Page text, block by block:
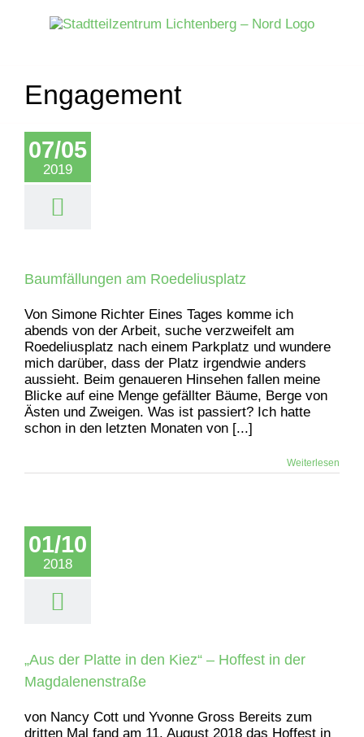
Engagement
07/05
2019
Baumfällungen am Roedeliusplatz
Von Simone Richter Eines Tages komme ich
abends von der Arbeit, suche verzweifelt am
Roedeliusplatz nach einem Parkplatz und wundere
mich darüber, dass der Platz irgendwie anders
aussieht. Beim genaueren Hinsehen fallen meine
Blicke auf eine Menge gefällter Bäume, Berge von
Ästen und Zweigen. Was ist passiert? Ich hatte
schon in den letzten Monaten von [...]
Weiterlesen
01/10
2018
„Aus der Platte in den Kiez“ – Hoffest in der
Magdalenenstraße
von Nancy Cott und Yvonne Gross Bereits zum
dritten Mal fand am 11. August 2018 das Hoffest in